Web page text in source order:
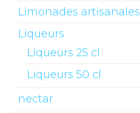
Limonades artisanales
Liqueurs
Liqueurs 25 cl
Liqueurs 50 cl
nectar